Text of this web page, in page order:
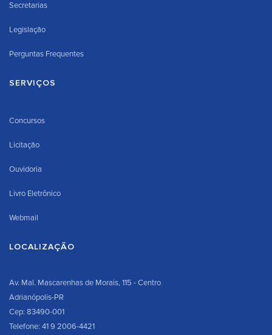
Secretarias
Legislação
Perguntas Frequentes
SERVIÇOS
Concursos
Licitação
Ouvidoria
Livro Eletrônico
Webmail
LOCALIZAÇÃO
Av. Mal. Mascarenhas de Morais, 115 - Centro
Adrianópolis-PR
Cep: 83490-001
Telefone: 41 9 2006-4421